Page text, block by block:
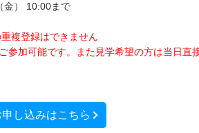
金） 10:00まで
複登録はできません
参加可能です。また見学希望の方は当日直
申し込みはこちら